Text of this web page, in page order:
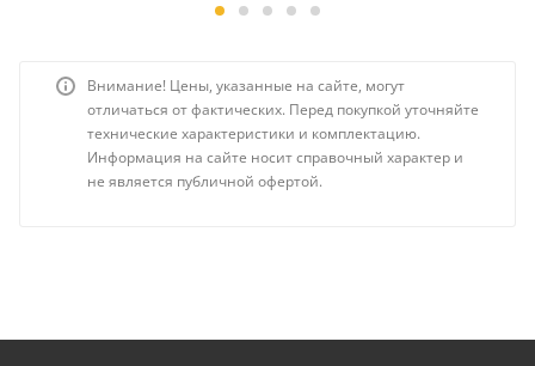
Внимание! Цены, указанные на сайте, могут
отличаться от фактических. Перед покупкой уточняйте
технические характеристики и комплектацию.
Информация на сайте носит справочный характер и
не является публичной офертой.